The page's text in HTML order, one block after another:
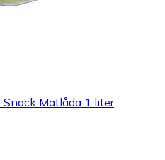
Snack Matlåda 1 liter